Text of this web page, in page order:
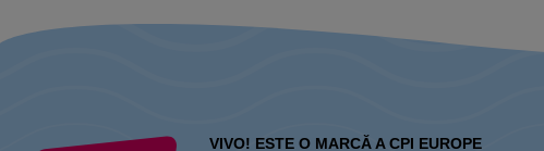
VIVO! ESTE O MARCĂ A CPI EUROPE